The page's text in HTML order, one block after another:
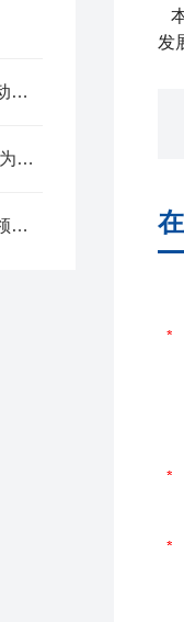
德国西伯瑞制动器常见的几种制动原理
TE电力液压制动器可将电能转化为机械能
气动盘式制动器在现代交通运输领域中得到了广泛的应用
发